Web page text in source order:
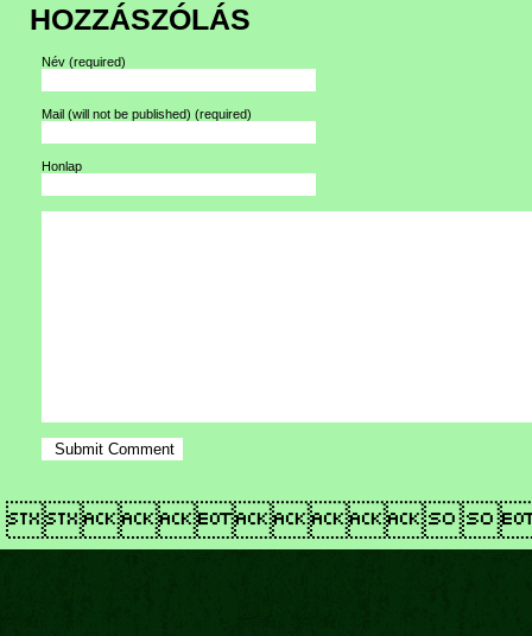
HOZZÁSZÓLÁS
Név (required)
Mail (will not be published) (required)
Honlap